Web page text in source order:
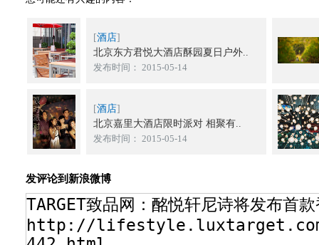
[酒店]
北京东方君悦大酒店酥园夏日户外..
发布时间： 2015-05-14
[酒店]
北京嘉里大酒店限时派对 相聚有..
发布时间： 2015-05-14
发评论到新浪微博